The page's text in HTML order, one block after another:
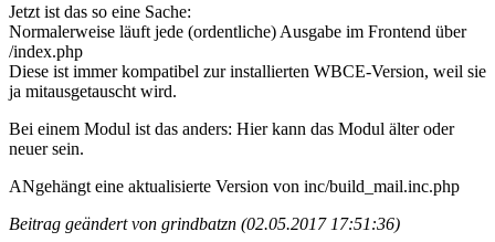
Jetzt ist das so eine Sache:
Normalerweise läuft jede (ordentliche) Ausgabe im Frontend über
/index.php
Diese ist immer kompatibel zur installierten WBCE-Version, weil sie
ja mitausgetauscht wird.
Bei einem Modul ist das anders: Hier kann das Modul älter oder
neuer sein.
ANgehängt eine aktualisierte Version von inc/build_mail.inc.php
Beitrag geändert von grindbatzn (02.05.2017 17:51:36)